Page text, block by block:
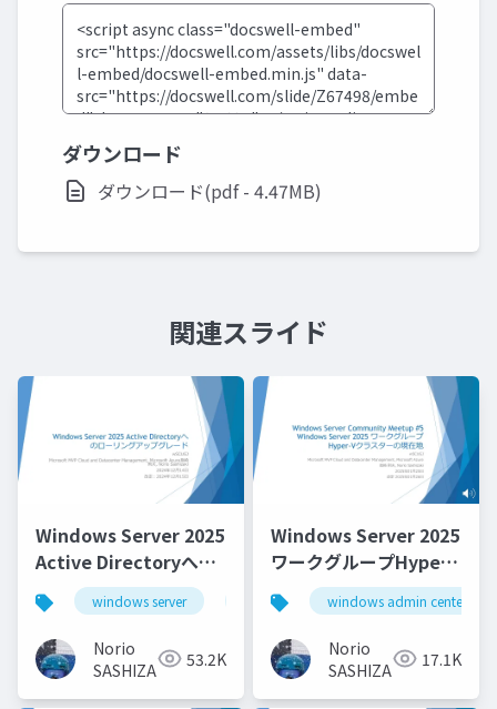
ダウンロード
ダウンロード(pdf - 4.47MB)
関連スライド
Windows Server 2025
Active Directoryへの
ローリングアップグレ
ード_Rolling Upgrade
to Windows Server
2025 Active Directory
windows server windows server 2025
Norio
SASHIZAKI
53.2K
Windows Server 2025
ワークグループHyper-
Vクラスターの現在地
_Current location of
Windows Server 2025
Workgroup Hyper-V
Cluster
windows admin center
Norio
SASHIZAKI
17.1K